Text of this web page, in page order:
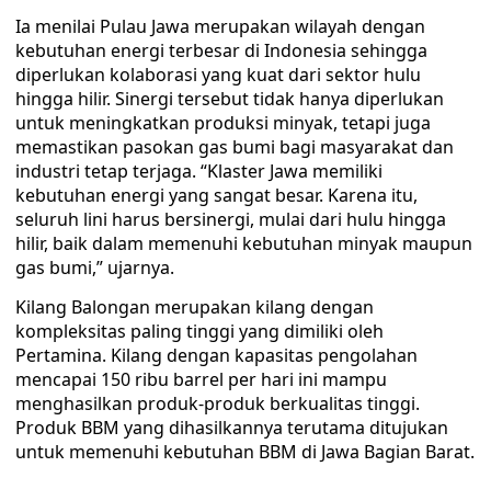
Ia menilai Pulau Jawa merupakan wilayah dengan
kebutuhan energi terbesar di Indonesia sehingga
diperlukan kolaborasi yang kuat dari sektor hulu
hingga hilir. Sinergi tersebut tidak hanya diperlukan
untuk meningkatkan produksi minyak, tetapi juga
memastikan pasokan gas bumi bagi masyarakat dan
industri tetap terjaga. “Klaster Jawa memiliki
kebutuhan energi yang sangat besar. Karena itu,
seluruh lini harus bersinergi, mulai dari hulu hingga
hilir, baik dalam memenuhi kebutuhan minyak maupun
gas bumi,” ujarnya.
Kilang Balongan merupakan kilang dengan
kompleksitas paling tinggi yang dimiliki oleh
Pertamina. Kilang dengan kapasitas pengolahan
mencapai 150 ribu barrel per hari ini mampu
menghasilkan produk-produk berkualitas tinggi.
Produk BBM yang dihasilkannya terutama ditujukan
untuk memenuhi kebutuhan BBM di Jawa Bagian Barat.